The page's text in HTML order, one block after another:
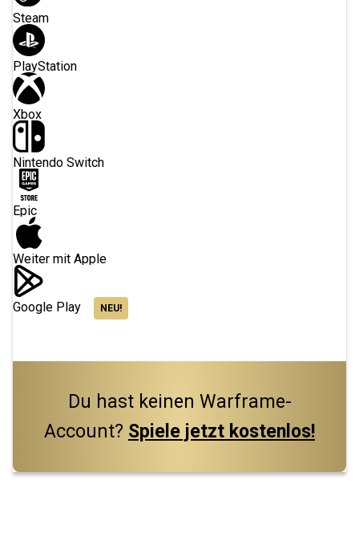
Steam
PlayStation
Xbox
Nintendo Switch
Epic
Weiter mit Apple
Google Play NEU!
Du hast keinen Warframe-
Account? Spiele jetzt kostenlos!